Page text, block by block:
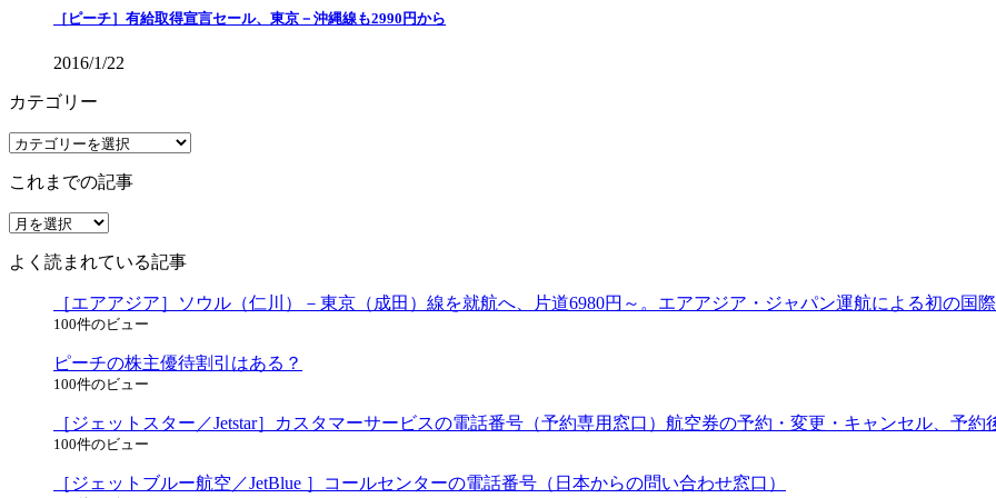
［ピーチ］有給取得宣言セール、東京－沖縄線も2990円から
2016/1/22
カテゴリー
カ
ゴ
リ
ー
これまでの記事
こ
ま
よく読まれている記事
［エアアジア］ソウル（仁川）－東京（成田）線を就航へ、片道6980円～。エアアジア・ジャパン運航による初の国
100件のビュー
ピーチの株主優待割引はある？
100件のビュー
［ジェットスター／Jetstar］カスタマーサービスの電話番号（予約専用窓口）航空券の予約・変更・キャンセル、予約
100件のビュー
［ジェットブルー航空／JetBlue ］コールセンターの電話番号（日本からの問い合わせ窓口）